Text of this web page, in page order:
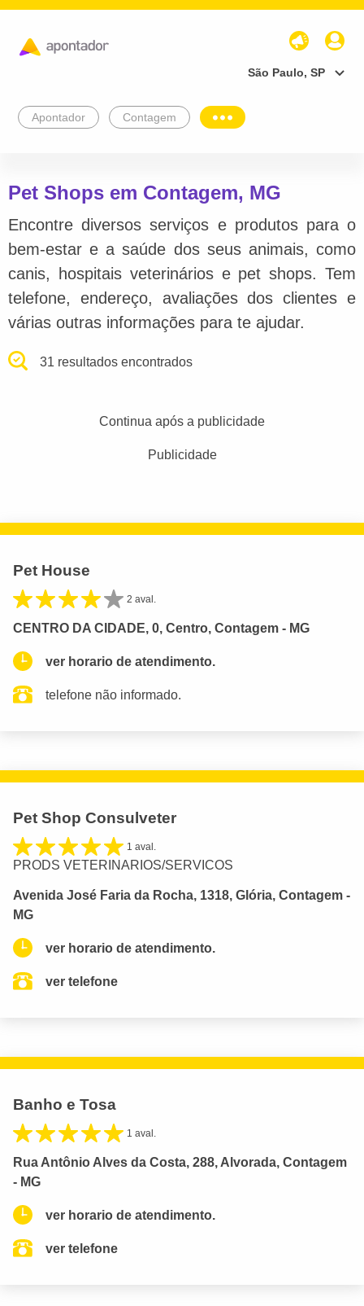
São Paulo, SP
Apontador Contagem
Pet Shops em Contagem, MG
Encontre diversos serviços e produtos para o
bem-estar e a saúde dos seus animais, como
canis, hospitais veterinários e pet shops. Tem
telefone, endereço, avaliações dos clientes e
várias outras informações para te ajudar.
31 resultados encontrados
Continua após a publicidade
Publicidade
Pet House
2 aval.
CENTRO DA CIDADE, 0, Centro, Contagem - MG
ver horario de atendimento.
telefone não informado.
Pet Shop Consulveter
1 aval.
PRODS VETERINARIOS/SERVICOS
Avenida José Faria da Rocha, 1318, Glória, Contagem -
MG
ver horario de atendimento.
ver telefone
Banho e Tosa
1 aval.
Rua Antônio Alves da Costa, 288, Alvorada, Contagem
- MG
ver horario de atendimento.
ver telefone